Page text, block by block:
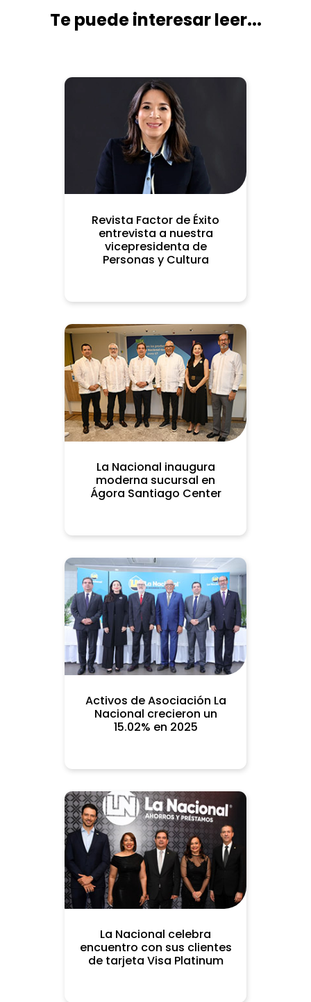
Te puede interesar leer...
Revista Factor de Éxito
entrevista a nuestra
vicepresidenta de
Personas y Cultura
La Nacional inaugura
moderna sucursal en
Ágora Santiago Center
Activos de Asociación La
Nacional crecieron un
15.02% en 2025
La Nacional celebra
encuentro con sus clientes
de tarjeta Visa Platinum